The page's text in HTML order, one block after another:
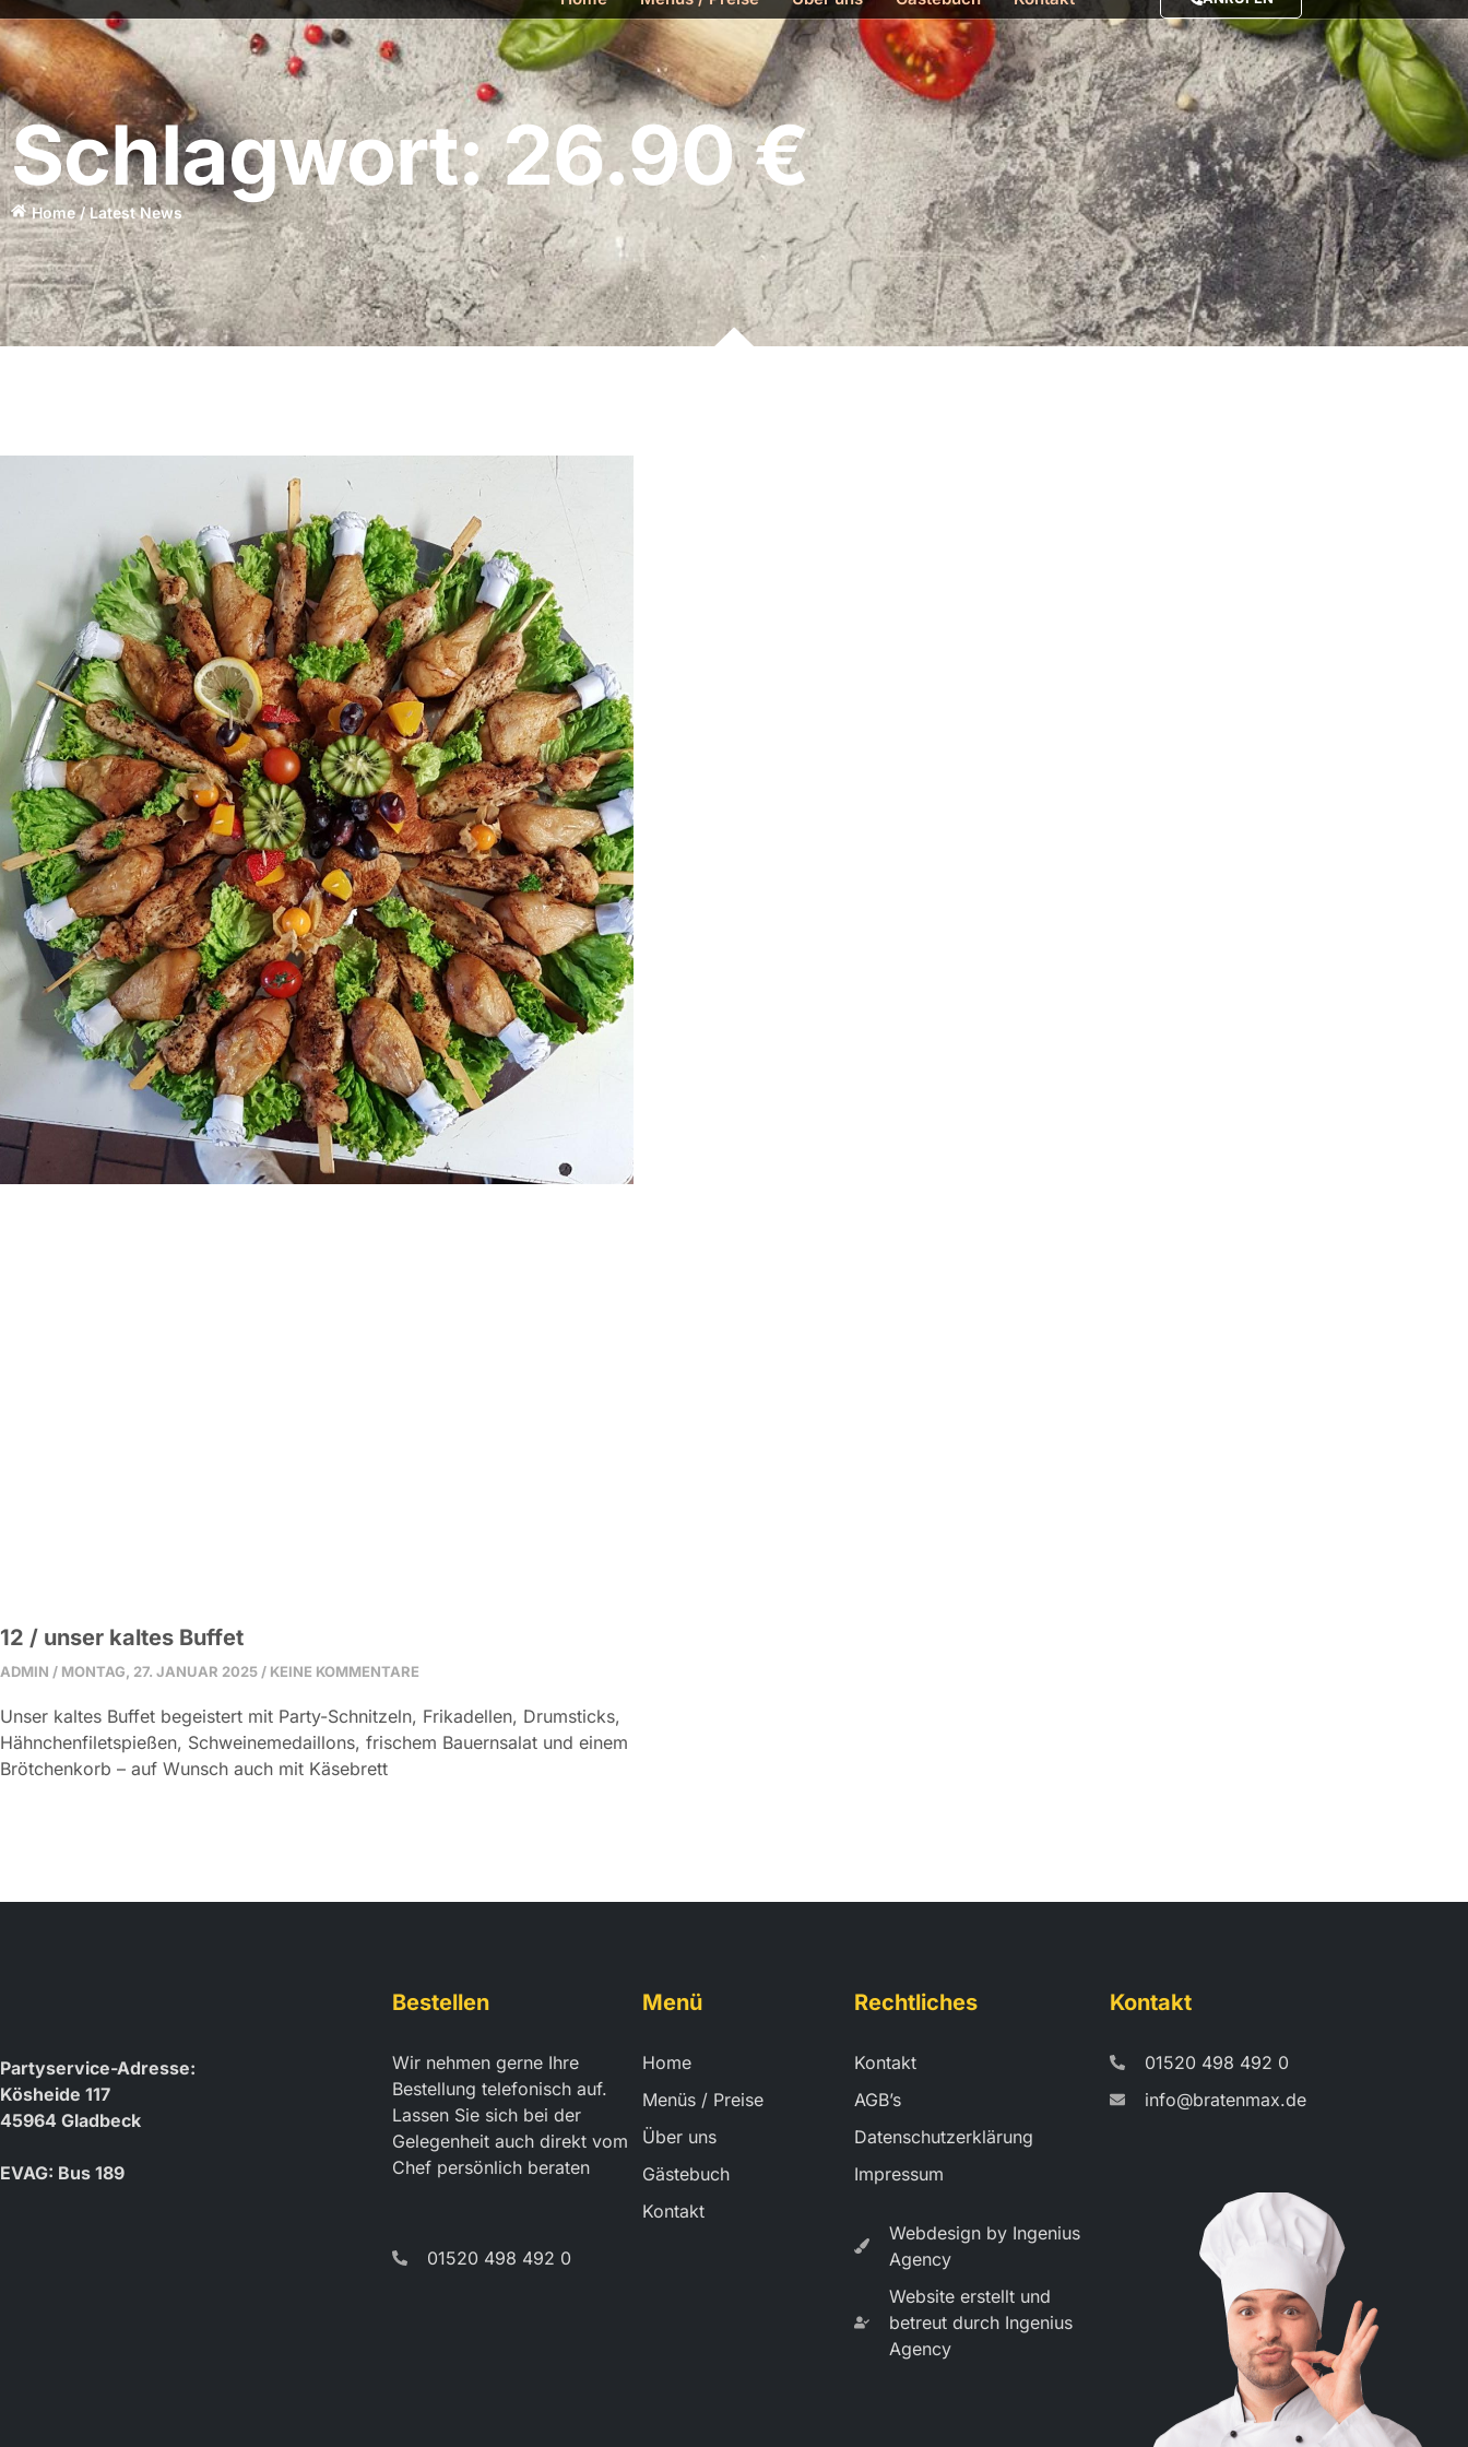
Schlagwort: 26.90 €
Home / Latest News​
12 / unser kaltes Buffet
ADMIN MONTAG, 27. JANUAR 2025 KEINE KOMMENTARE
Unser kaltes Buffet begeistert mit Party-Schnitzeln, Frikadellen, Drumsticks,
Hähnchenfiletspießen, Schweinemedaillons, frischem Bauernsalat und einem
Brötchenkorb – auf Wunsch auch mit Käsebrett
Partyservice-Adresse:
Kösheide 117
45964 Gladbeck
EVAG: Bus 189
Bestellen
Wir nehmen gerne Ihre
Bestellung telefonisch auf.
Lassen Sie sich bei der
Gelegenheit auch direkt vom
Chef persönlich beraten
01520 498 492 0
Menü
Home
Menüs / Preise
Über uns
Gästebuch
Kontakt
Rechtliches
Kontakt
AGB’s
Datenschutzerklärung
Impressum
Webdesign by Ingenius
Agency
Website erstellt und
betreut durch Ingenius
Agency
Kontakt
01520 498 492 0
info@bratenmax.de